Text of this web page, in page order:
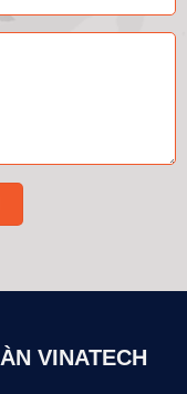
VINATECH